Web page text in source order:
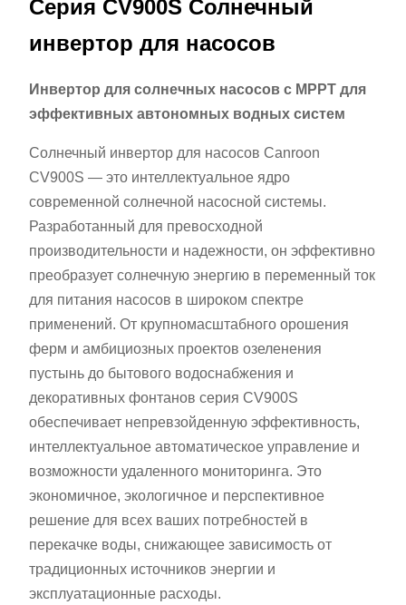
Серия CV900S Солнечный
инвертор для насосов
Инвертор для солнечных насосов с MPPT для
эффективных автономных водных систем
Солнечный инвертор для насосов Canroon
CV900S — это интеллектуальное ядро
современной солнечной насосной системы.
Разработанный для превосходной
производительности и надежности, он эффективно
преобразует солнечную энергию в переменный ток
для питания насосов в широком спектре
применений. От крупномасштабного орошения
ферм и амбициозных проектов озеленения
пустынь до бытового водоснабжения и
декоративных фонтанов серия CV900S
обеспечивает непревзойденную эффективность,
интеллектуальное автоматическое управление и
возможности удаленного мониторинга. Это
экономичное, экологичное и перспективное
решение для всех ваших потребностей в
перекачке воды, снижающее зависимость от
традиционных источников энергии и
эксплуатационные расходы.